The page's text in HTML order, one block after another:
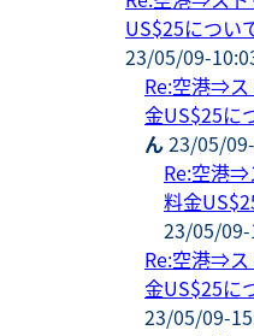
US$25につい
23/05/09-
Re:空港⇒ス
金US$25に
ん23/05/
Re:空港⇒
料金
23/05/09-
Re:空港⇒ス
金US$25に
23/05/09-